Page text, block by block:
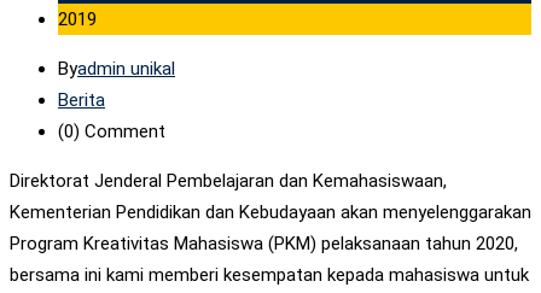
2019
Byadmin unikal
Berita
(0) Comment
Direktorat Jenderal Pembelajaran dan Kemahasiswaan,
Kementerian Pendidikan dan Kebudayaan akan menyelenggarakan
Program Kreativitas Mahasiswa (PKM) pelaksanaan tahun 2020,
bersama ini kami memberi kesempatan kepada mahasiswa untuk